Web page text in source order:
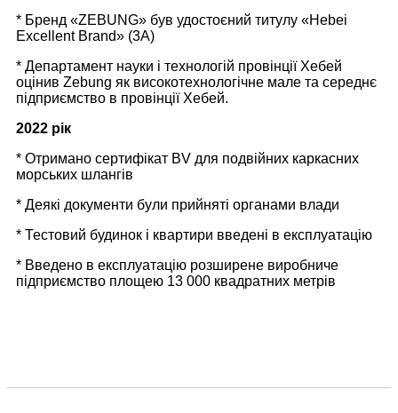
* Бренд «ZEBUNG» був удостоєний титулу «Hebei
Excellent Brand» (3A)
* Департамент науки і технологій провінції Хебей
оцінив Zebung як високотехнологічне мале та середнє
підприємство в провінції Хебей.
2022 рік
* Отримано сертифікат BV для подвійних каркасних
морських шлангів
* Деякі документи були прийняті органами влади
* Тестовий будинок і квартири введені в експлуатацію
* Введено в експлуатацію розширене виробниче
підприємство площею 13 000 квадратних метрів